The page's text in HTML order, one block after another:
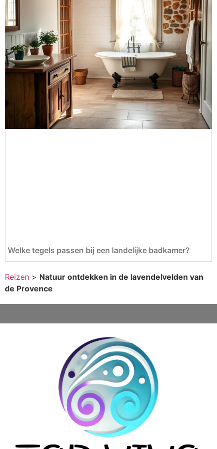
Welke tegels passen bij een landelijke badkamer?
Reizen > Natuur ontdekken in de lavendelvelden van
de Provence